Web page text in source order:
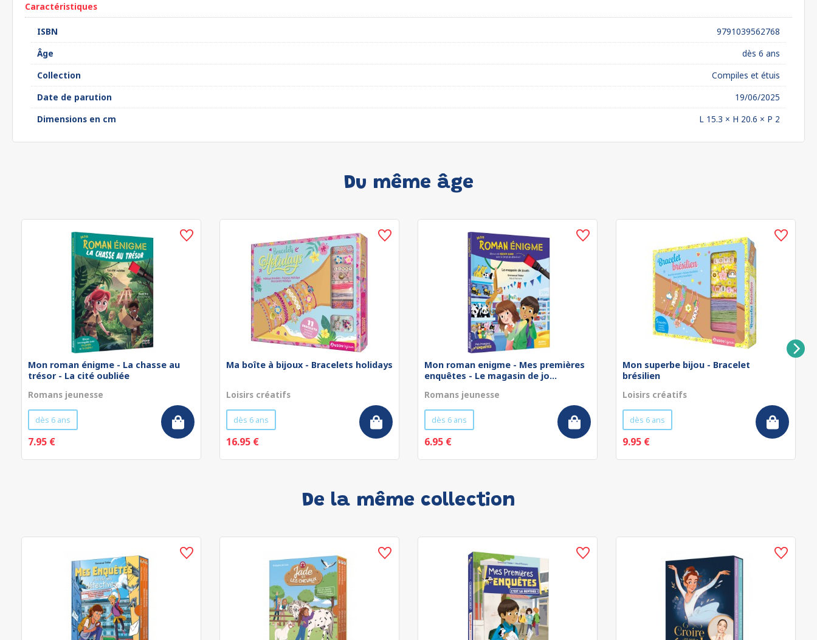
Caractéristiques
ISBN
9791039562768
Âge
dès 6 ans
Collection
Compiles et étuis
Date de parution
19/06/2025
Dimensions en cm
L 15.3 × H 20.6 × P 2
Du même âge
Mon roman énigme - La chasse au
trésor - La cité oubliée
Romans jeunesse
dès 6 ans
7.95 €
Ma boîte à bijoux - Bracelets holidays
Loisirs créatifs
dès 6 ans
16.95 €
Mon roman enigme - Mes premières
enquêtes - Le magasin de jo...
Romans jeunesse
dès 6 ans
6.95 €
Mon superbe bijou - Bracelet
brésilien
Loisirs créatifs
dès 6 ans
9.95 €
De la même collection